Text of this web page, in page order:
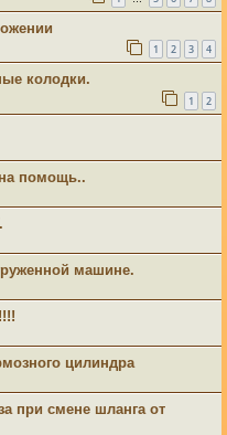
1 2 3 4
колодки.
1 2
помощь..
машине.
цилиндра
при смене шланга от